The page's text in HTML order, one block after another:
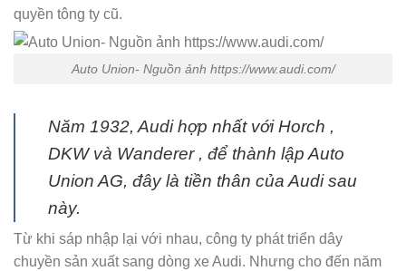
quyền tông ty cũ.
Auto Union- Nguồn ảnh https://www.audi.com/
Năm 1932, Audi hợp nhất với Horch ,
DKW và Wanderer , để thành lập Auto
Union AG, đây là tiền thân của Audi sau
này.
Từ khi sáp nhập lại với nhau, công ty phát triển dây
chuyền sản xuất sang dòng xe Audi. Nhưng cho đến năm